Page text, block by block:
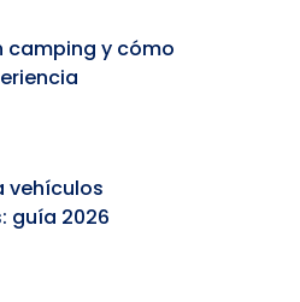
camping y cómo
vehículos
guía 2026